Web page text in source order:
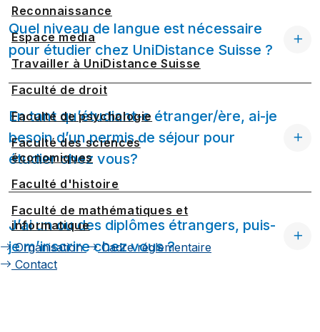
Reconnaissance
Espace media
Travailler à UniDistance Suisse
Faculté de droit
Faculté de psychologie
Faculté des sciences
économiques
Faculté d'histoire
Faculté de mathématiques et
informatique
Organisation
Cadre réglementaire
Contact
Quel niveau de langue est nécessaire
pour étudier chez UniDistance Suisse ?
En tant qu’étudiant-e étranger/ère, ai-je
besoin d’un permis de séjour pour
étudier chez vous?
J’ai un ou des diplômes étrangers, puis-
je m’inscrire chez vous ?